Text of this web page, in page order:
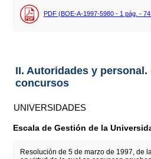
PDF (BOE-A-1997-5980 - 1 pág. - 74
II. Autoridades y
concursos
UNIVERSIDADES
Escala de Gestión de la
Resolución de 5 de marzo de 1997, de